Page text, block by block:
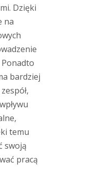
Dzięki
na
bardziej
temu
swoją
pracą